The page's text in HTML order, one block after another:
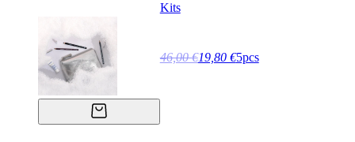
Kits
46,00 €19,80 €5pcs